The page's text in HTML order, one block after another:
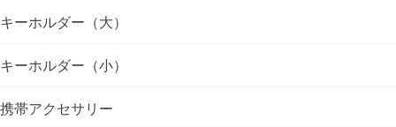
ゲ
ー
シ
キーホルダー（大）
キーホルダー（小）
携帯アクセサリー